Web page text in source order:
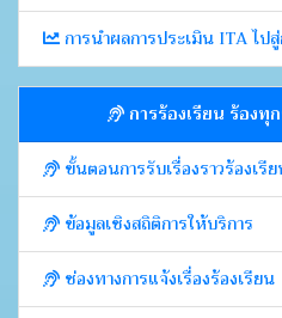
การนำผลการประเมิน ITA ไป
การร้องเรียน ร้องทุ
ขั้นตอนการรับเรื่องราวร้องเ
ข้อมูลเชิงสถิติการให้บริการ
ช่องทางการแจ้งเรื่องร้องเรียน